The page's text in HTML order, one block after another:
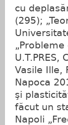
cu
(295);
Vasile Ille,
Napoca
şi
făcut un
Napoli